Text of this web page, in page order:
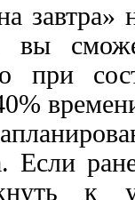
вы
при
Если
к